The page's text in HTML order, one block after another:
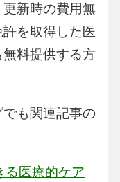
新時の費用無
を取得した医
料提供する方
も関連記事の
医療的ケア